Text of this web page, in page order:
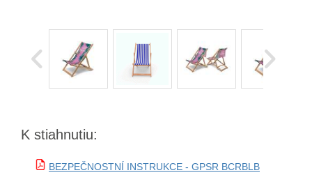
K stiahnutiu:
BEZPEČNOSTNÍ INSTRUKCE - GPSR BCRBLB